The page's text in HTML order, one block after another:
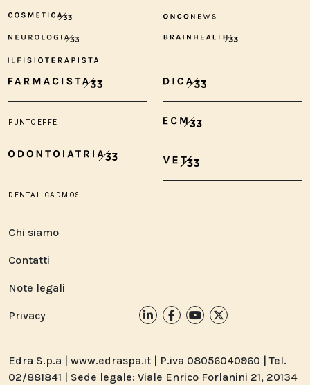
Chi siamo
Contatti
Note legali
Privacy
Edra S.p.a | www.edraspa.it | P.iva 08056040960 | Tel.
02/881841 | Sede legale: Viale Enrico Forlanini 21, 20134